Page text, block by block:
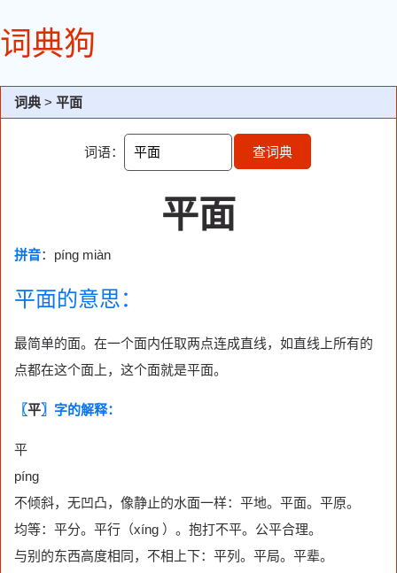
词典狗
词典 > 平面
词语： 查词典
平面
拼音：píng miàn
平面的意思：
最简单的面。在一个面内任取两点连成直线，如直线上所有的
点都在这个面上，这个面就是平面。
〖平〗字的解释：
平
píng
不倾斜，无凹凸，像静止的水面一样：平地。平面。平原。
均等：平分。平行（xíng ）。抱打不平。公平合理。
与别的东西高度相同，不相上下：平列。平局。平辈。